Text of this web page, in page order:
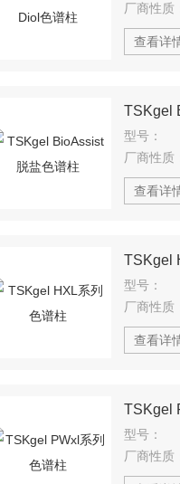
厂商性质
查看详
型号：
厂商性质
查看详
TSKgel
型号：
厂商性质
查看详
TSKgel
型号：
厂商性质